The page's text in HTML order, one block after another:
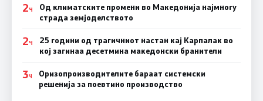
2Ч
Од климатските промени во Македонија најмногу
страда земјоделството
2Ч
25 години од трагичниот настан кај Карпалак во
кој загинаа десетмина македонски бранители
3Ч
Оризопроизводителите бараат системски
решенија за поевтино производство